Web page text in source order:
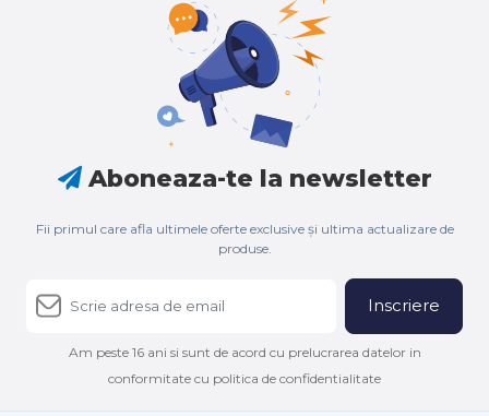
Aboneaza-te la newsletter
Fii primul care afla ultimele oferte exclusive și ultima actualizare de
produse.
Inscriere
Am peste 16 ani si sunt de acord cu prelucrarea datelor in
conformitate cu politica de confidentialitate